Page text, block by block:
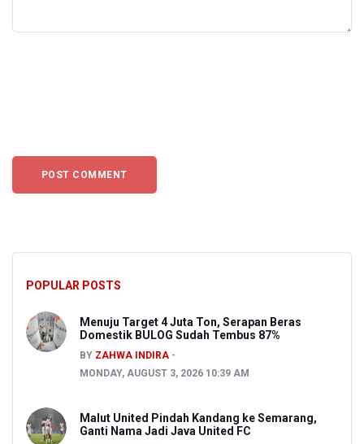
POPULAR POSTS
Menuju Target 4 Juta Ton, Serapan Beras
Domestik BULOG Sudah Tembus 87%
BY ZAHWA INDIRA
MONDAY, AUGUST 3, 2026 10:39 AM
Malut United Pindah Kandang ke Semarang,
Ganti Nama Jadi Java United FC